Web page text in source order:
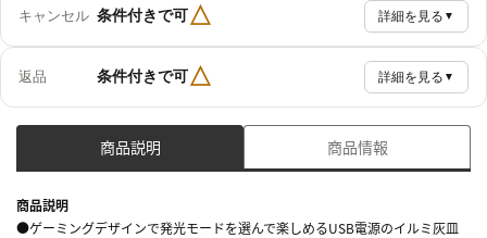
キャンセル 条件付きで可△ 詳細を見る ▼
返品 条件付きで可△ 詳細を見る ▼
商品説明 商品情報
商品説明
●ゲーミングデザインで発光モードを選んで楽しめるUSB電源のイルミ灰皿